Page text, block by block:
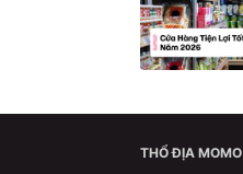
THỔ ĐỊA MOMO